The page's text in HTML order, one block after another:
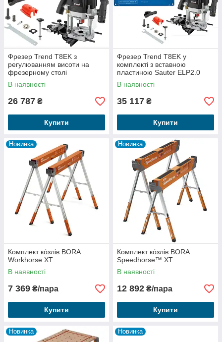
Фрезер Trend T8EK з
регулюванням висоти на
фрезерному столі
В наявності
26 787 ₴
Купити
Фрезер Trend T8EK у
комплекті з вставною
пластиною Sauter ELP2.0
В наявності
35 117 ₴
Купити
Новинка
Комплект ко́злів BORA
Workhorse XT
В наявності
7 369 ₴/пара
Купити
Новинка
Комплект ко́злів BORA
Speedhorse™ XT
В наявності
12 892 ₴/пара
Купити
Новинка Новинка